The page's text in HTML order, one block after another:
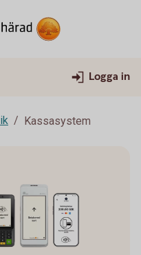
Logga in
Kassasystem